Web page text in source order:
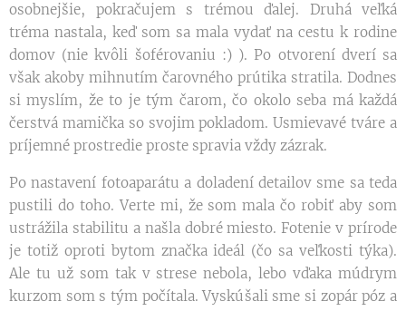
osobnejšie, pokračujem s trémou ďalej. Druhá veľká
tréma nastala, keď som sa mala vydať na cestu k rodine
domov (nie kvôli šoférovaniu :) ). Po otvorení dverí sa
však akoby mihnutím čarovného prútika stratila. Dodnes
si myslím, že to je tým čarom, čo okolo seba má každá
čerstvá mamička so svojim pokladom. Usmievavé tváre a
príjemné prostredie proste spravia vždy zázrak.
Po nastavení fotoaparátu a doladení detailov sme sa teda
pustili do toho. Verte mi, že som mala čo robiť aby som
ustrážila stabilitu a našla dobré miesto. Fotenie v prírode
je totiž oproti bytom značka ideál (čo sa veľkosti týka).
Ale tu už som tak v strese nebola, lebo vďaka múdrym
kurzom som s tým počítala. Vyskúšali sme si zopár póz a